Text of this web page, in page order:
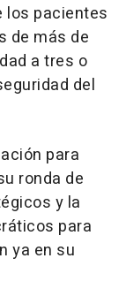
los pacientes
de más de
a tres o
del
para
ronda de
y la
para
ya en su